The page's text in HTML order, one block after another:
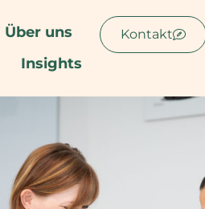
Kontakt
Über uns
Insights